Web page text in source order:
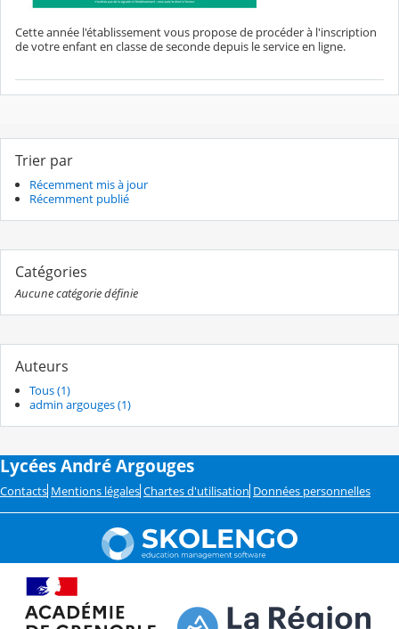
Cette année l'établissement vous propose de procéder à l'inscription
de votre enfant en classe de seconde depuis le service en ligne.
Trier par
Récemment mis à jour
Récemment publié
Catégories
Aucune catégorie définie
Auteurs
Tous (1)
admin argouges (1)
Lycées André Argouges
Contacts Mentions légales Chartes d'utilisation Données personnelles